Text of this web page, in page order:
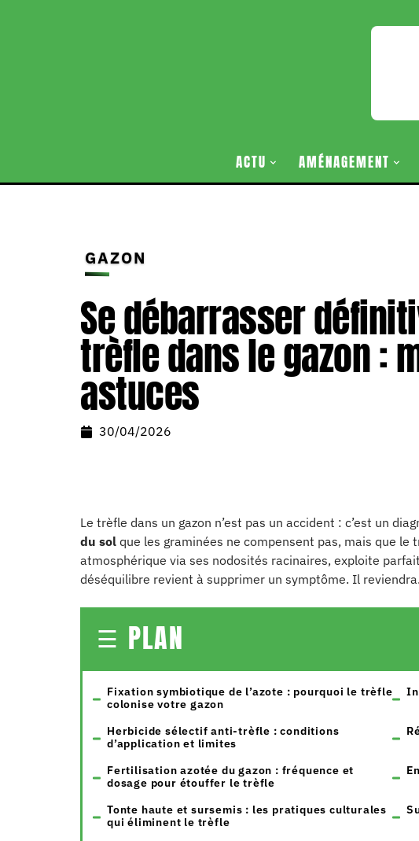
ACTU AMÉNAGEMENT
GAZON
Se débarrasser
trèfle dans le gazon :
astuces
30/04/2026
Le trèfle dans un gazon n’est pas un accident : c’est un
du sol que les graminées ne compensent pas, mais que
atmosphérique via ses nodosités racinaires, exploite
déséquilibre revient à supprimer un symptôme. Il reviendra.
PLAN
Fixation symbiotique de l’azote : pourquoi le trèfle
colonise votre gazon
Herbicide sélectif anti-trèfle : conditions
d’application et limites
Fertilisation azotée du gazon : fréquence et
dosage pour étouffer le trèfle
Tonte haute et sursemis : les pratiques culturales
qui éliminent le trèfle